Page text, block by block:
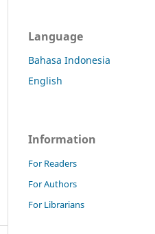
Language
Bahasa Indonesia
English
Information
For Readers
For Authors
For Librarians